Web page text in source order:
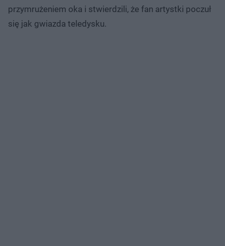
przymrużeniem oka i stwierdzili, że fan artystki poczuł
się jak gwiazda teledysku.